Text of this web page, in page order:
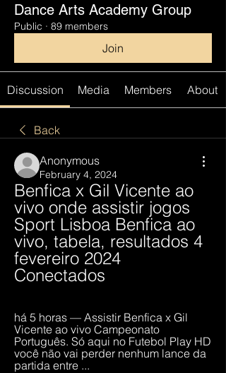
Dance Arts Academy Group
Public · 89 members
Join
Discussion Media Members About
Back
Anonymous
February 4, 2024
Benfica x Gil Vicente ao
vivo onde assistir jogos
Sport Lisboa Benfica ao
vivo, tabela, resultados 4
fevereiro 2024
Conectados
há 5 horas — Assistir Benfica x Gil
Vicente ao vivo Campeonato
Português. Só aqui no Futebol Play HD
você não vai perder nenhum lance da
partida entre ...